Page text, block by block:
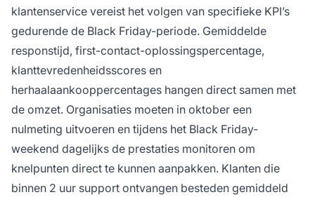
klantenservice vereist het volgen van specifieke KPI’s
gedurende de Black Friday-periode. Gemiddelde
responstijd, first-contact-oplossingspercentage,
klanttevredenheidsscores en
herhaalaankooppercentages hangen direct samen met
de omzet. Organisaties moeten in oktober een
nulmeting uitvoeren en tijdens het Black Friday-
weekend dagelijks de prestaties monitoren om
knelpunten direct te kunnen aanpakken. Klanten die
binnen 2 uur support ontvangen besteden gemiddeld